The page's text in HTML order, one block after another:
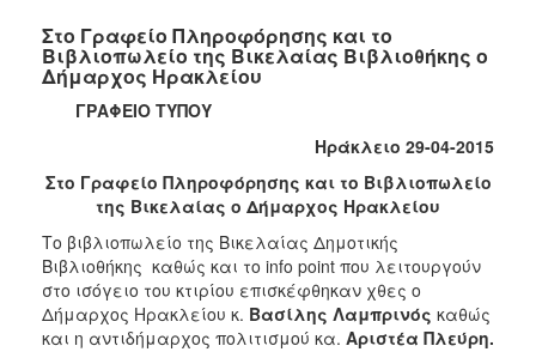
2022
2021
2020
2018
2017
2016
2015
2013
Στο Γραφείο Πληροφόρησης και το
Βιβλιοπωλείο της Βικελαίας Βιβλιοθήκης ο
Δήμαρχος Ηρακλείου
ΓΡΑΦΕΙΟ ΤΥΠΟΥ
Ηράκλειο 29-04-2015
Στο Γραφείο Πληροφόρησης και το Βιβλιοπωλείο
της Βικελαίας ο Δήμαρχος Ηρακλείου
Το βιβλιοπωλείο της Βικελαίας Δημοτικής
Βιβλιοθήκης καθώς και το info point που λειτουργούν
στο ισόγειο του κτιρίου επισκέφθηκαν χθες ο
Δήμαρχος Ηρακλείου κ. Βασίλης Λαμπρινός καθώς
και η αντιδήμαρχος πολιτισμού κα. Αριστέα Πλεύρη.